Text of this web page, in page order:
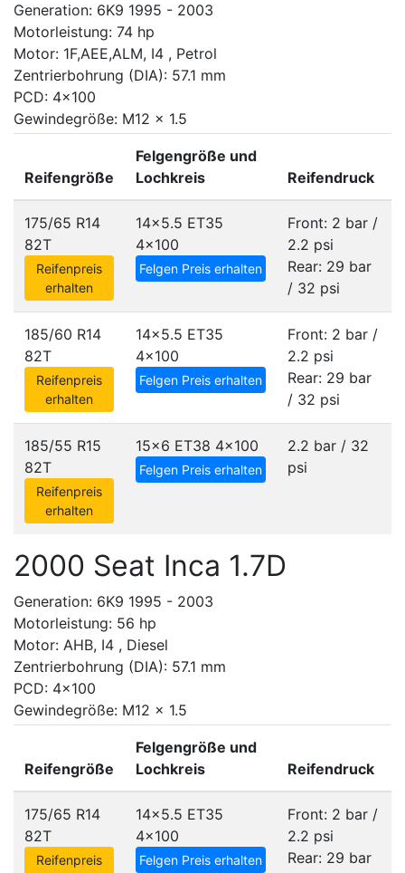
Generation: 6K9 1995 - 2003
Motorleistung: 74 hp
Motor: 1F,AEE,ALM, I4 , Petrol
Zentrierbohrung (DIA): 57.1 mm
PCD: 4x100
Gewindegröße: M12 x 1.5
Reifengröße
Felgengröße und
Lochkreis
Reifendruck
175/65 R14
82T
Reifenpreis
erhalten
14x5.5 ET35
4x100
Felgen Preis erhalten
Front: 2 bar /
2.2 psi
Rear: 29 bar
/ 32 psi
185/60 R14
82T
Reifenpreis
erhalten
14x5.5 ET35
4x100
Felgen Preis erhalten
Front: 2 bar /
2.2 psi
Rear: 29 bar
/ 32 psi
185/55 R15
82T
Reifenpreis
erhalten
15x6 ET38 4x100
Felgen Preis erhalten
2.2 bar / 32
psi
2000 Seat Inca 1.7D
Generation: 6K9 1995 - 2003
Motorleistung: 56 hp
Motor: AHB, I4 , Diesel
Zentrierbohrung (DIA): 57.1 mm
PCD: 4x100
Gewindegröße: M12 x 1.5
Reifengröße
Felgengröße und
Lochkreis
Reifendruck
175/65 R14
82T
Reifenpreis
14x5.5 ET35
4x100
Felgen Preis erhalten
Front: 2 bar /
2.2 psi
Rear: 29 bar